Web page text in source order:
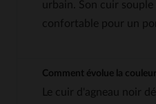
urbain. Son cuir souple
confortable pour un
Comment évolue la
Le cuir d'agneau noir